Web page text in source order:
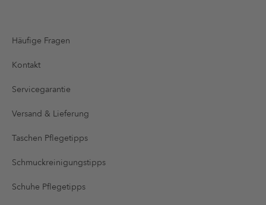
Häufige Fragen
Kontakt
Servicegarantie
Versand & Lieferung
Taschen Pflegetipps
Schmuckreinigungstipps
Schuhe Pflegetipps